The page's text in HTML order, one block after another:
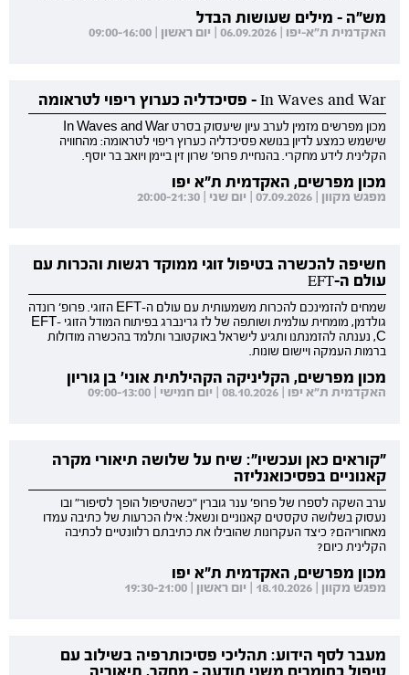
מש"ה - מילים שעושות הבדל
האקדמית ת"א-יפו | 06.09.2026 | יום ראשון | 09:00-16:00
In Waves and War - פסיכדליה כערוץ ריפוי לטראומה
מכון מפרשים מזמין לערב עיון שיעסוק בסרט In Waves and War
שישמש כמצע לדיון בנושא פסיכדליה כערוץ ריפוי לטראומה: מהחוויה
הקלינית לידע מחקרי. בהנחיית פרופ' שרון זין ביימן ויואב בר יוסף.
מכון מפרשים, האקדמית ת"א יפו
מפגש מקוון | 07.09.2026 | יום שני | 20:00-21:30
חשיפה להכשרה בטיפול זוגי ממוקד רגשות והכרות עם
עולם ה-EFT
שמחים להזמינכם להכרות משמעותית עם עולם ה-EFT הזוגי. פרופ' רונדה
גולדמן, מומחית עולמית ושותפה של לז גרינברג בפיתוח המודל הזוגי EFT-
C, נענתה להזמנתנו ותגיע לישראל באוקטובר ותלמד בהכשרה מודולות
ברמות העמקה ויישום שונות.
מכון מפרשים, הקליניקה הקהילתית אוני' בן גוריון
האקדמית ת"א יפו | 08.10.2026 | יום חמישי | 09:00-13:00
"קוראים כאן ועכשיו": שיח על שלושה תיאורי מקרה
קאנוניים בפסיכואנליזה
ערב השקה לספרו של פרופ' ענר גוברין "כשהטיפול הופך לסיפור" ובו
נעסוק בשלושה טקסטים קאנוניים ונשאל: אילו הכרעות של כתיבה עמדו
מאחוריהם? כיצד העקרונות שהובילו את כתיבתם רלוונטיים לכתיבה
הקלינית כיום?
מכון מפרשים, האקדמית ת"א יפו
מפגש מקוון | 18.10.2026 | יום ראשון | 19:30-21:00
מעבר לסף הידוע: תהליכי פסיכותרפיה בשילוב עם
טיפול בחומרים משני תודעה - מחקר, תיאוריה